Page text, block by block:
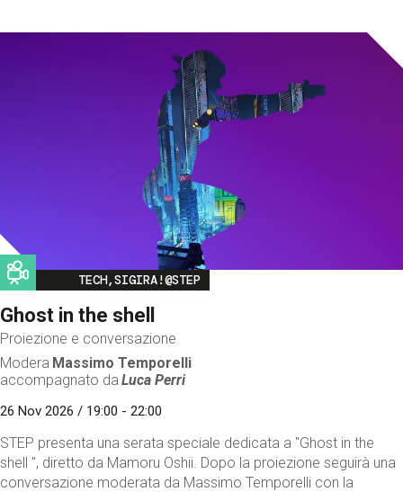
Image
TECH,SIGIRA!@STEP
Ghost in the shell
Proiezione e conversazione
Modera Massimo Temporelli
accompagnato da Luca Perri
26 Nov 2026 / 19:00 - 22:00
STEP presenta una serata speciale dedicata a "Ghost in the
shell ", diretto da Mamoru Oshii. Dopo la proiezione seguirà una
conversazione moderata da Massimo Temporelli con la